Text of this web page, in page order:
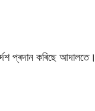
প্ৰদান কৰিছে আদালতে।